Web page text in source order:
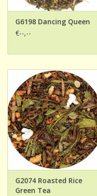
G6198 Dancing Queen
€--,--
G2074 Roasted Rice
Green Tea